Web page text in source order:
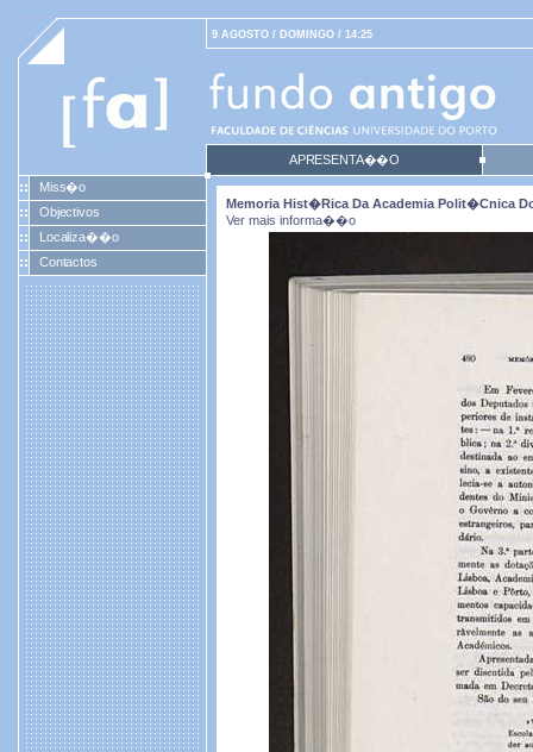
9 AGOSTO / DOMINGO / 14:25
APRESENTA��O
Miss�o
Objectivos
Localiza��o
Contactos
Memoria Hist�rica Da Academia Polit�cnica
Ver mais informa��o